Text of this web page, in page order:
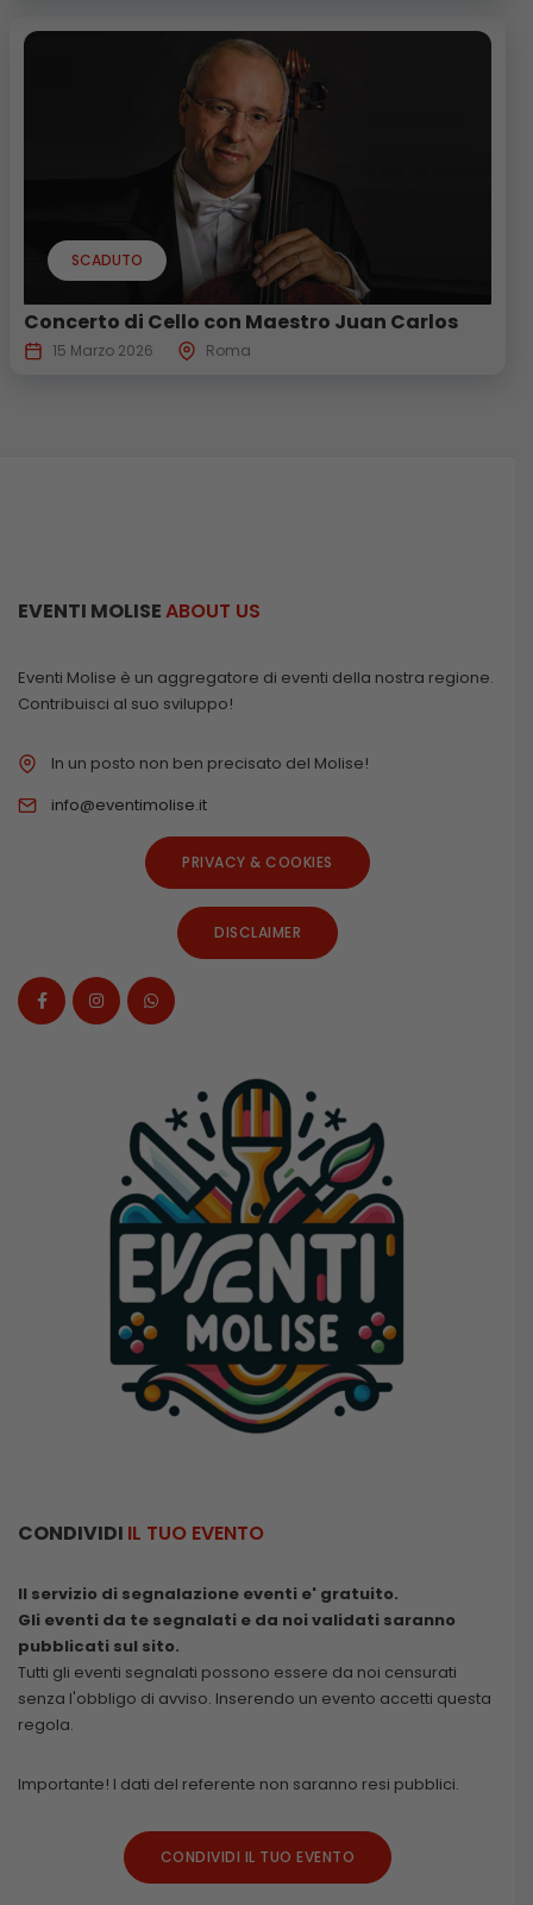
SCADUTO
Concerto di Cello con Maestro Juan Carlos
15 Marzo 2026 Roma
EVENTI MOLISEABOUT US
Eventi Molise è un aggregatore di eventi della nostra regione.
Contribuisci al suo sviluppo!
In un posto non ben precisato del Molise!
info@eventimolise.it
PRIVACY & COOKIES
DISCLAIMER
CONDIVIDI IL TUO EVENTO
Il servizio di segnalazione eventi e' gratuito.
Gli eventi da te segnalati e da noi validati saranno
pubblicati sul sito.
Tutti gli eventi segnalati possono essere da noi censurati
senza l'obbligo di avviso. Inserendo un evento accetti questa
regola.
Importante! I dati del referente non saranno resi pubblici.
CONDIVIDI IL TUO EVENTO